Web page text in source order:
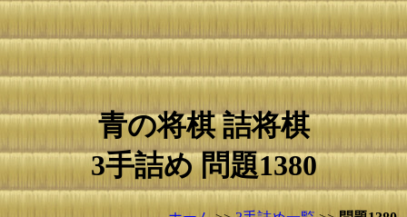
青の将棋 詰将棋
3手詰め 問題1380